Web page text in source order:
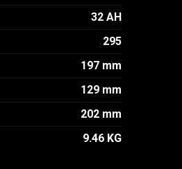
32 AH
295
197 mm
129 mm
202 mm
9.46 KG